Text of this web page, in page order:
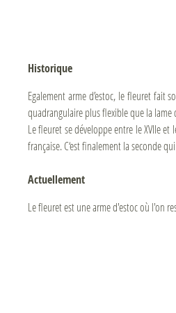
Historique
Egalement arme d’estoc, le fleuret fait
quadrangulaire plus flexible que la lame
Le fleuret se développe entre le XVIIe
française. C‘est finalement la seconde
Actuellement
Le fleuret est une arme d'estoc où l'on